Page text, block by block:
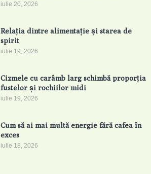
iulie 20, 2026
Relația dintre alimentație și starea de
spirit
iulie 19, 2026
Cizmele cu carâmb larg schimbă proporția
fustelor și rochiilor midi
iulie 19, 2026
Cum să ai mai multă energie fără cafea în
exces
iulie 18, 2026